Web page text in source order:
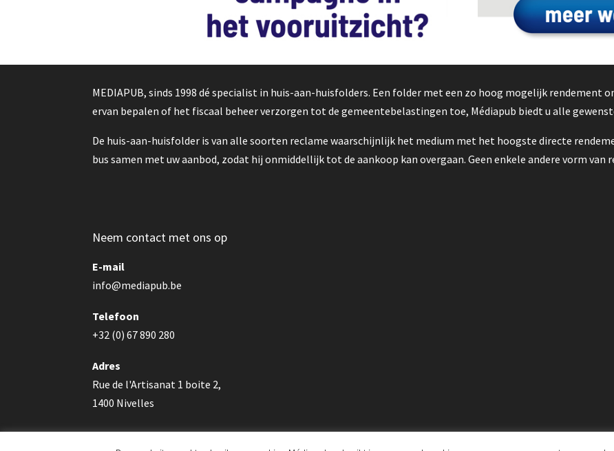
MEDIAPUB, sinds 1998 dé specialist in huis-aan-huisfolders. Een folder met een zo hoog mogelijk rendement
ervan bepalen of het fiscaal beheer verzorgen tot de gemeentebelastingen toe, Médiapub biedt u alle
De huis-aan-huisfolder is van alle soorten reclame waarschijnlijk het medium met het hoogste directe
bus samen met uw aanbod, zodat hij onmiddellijk tot de aankoop kan overgaan. Geen enkele andere vorm van
Neem contact met ons op
E-mail
info@mediapub.be
Telefoon
+32 (0) 67 890 280
Adres
Rue de l'Artisanat 1 boite 2,
1400 Nivelles